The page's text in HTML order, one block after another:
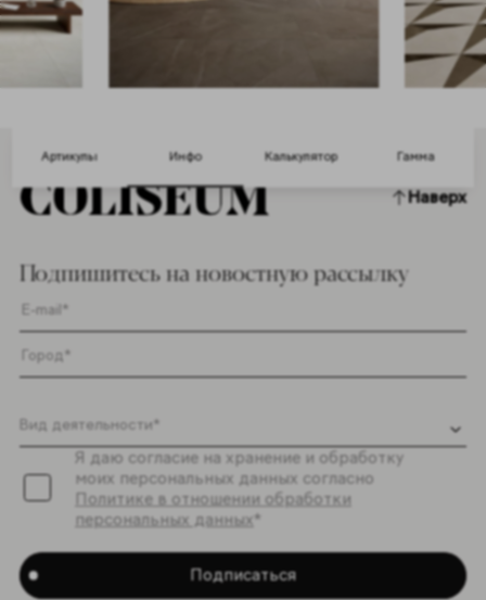
Артикулы Инфо Калькулятор Гамма
Наверх
Подпишитесь на новостную рассылку
Я даю согласие на хранение и обработку
моих персональных данных согласно
Политике в отношении обработки
персональных данных*
Подписаться